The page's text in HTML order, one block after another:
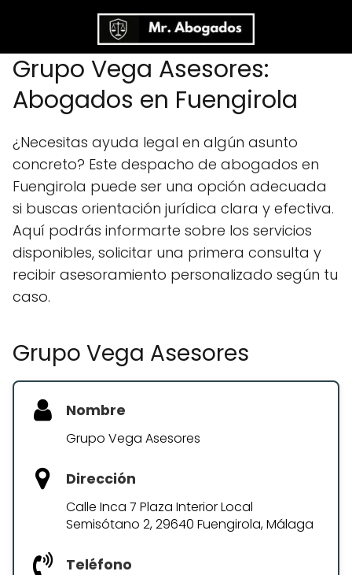
Grupo Vega Asesores:
Abogados en Fuengirola
¿Necesitas ayuda legal en algún asunto
concreto? Este despacho de abogados en
Fuengirola puede ser una opción adecuada
si buscas orientación jurídica clara y efectiva.
Aquí podrás informarte sobre los servicios
disponibles, solicitar una primera consulta y
recibir asesoramiento personalizado según tu
caso.
Grupo Vega Asesores
Nombre
Grupo Vega Asesores
Dirección
Calle Inca 7 Plaza Interior Local
Semisótano 2, 29640 Fuengirola, Málaga
Teléfono